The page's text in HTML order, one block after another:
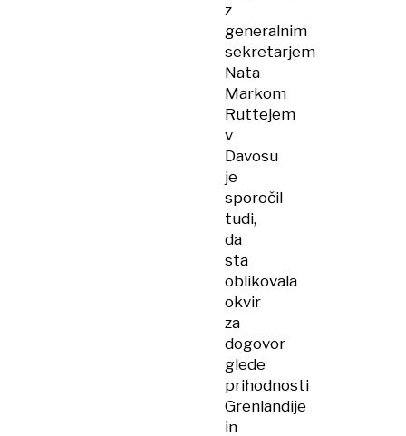
z
generalnim
sekretarjem
Nata
Markom
Ruttejem
v
Davosu
je
sporočil
tudi,
da
sta
oblikovala
okvir
za
dogovor
glede
prihodnosti
Grenlandije
in